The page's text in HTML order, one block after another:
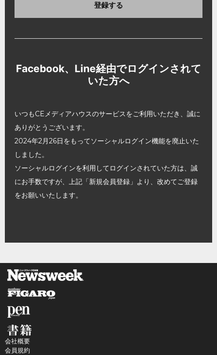
登録する
Facebook、Line経由でログインされて
いた方へ
いつもCEメディアハウスのサービスをご利用いただき、誠に
ありがとうございます。
2024年2月26日をもってソーシャルログイン機能を廃止いた
しました。
ソーシャルログインを利用してログインされていた方は、誠
にお手数ですが、上記「新規会員登録」より、改めてご登録
をお願いいたします。
会社概要
会員規約